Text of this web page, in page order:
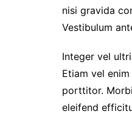
nisi gravida
Vestibulum
Integer vel
Etiam vel
porttitor.
eleifend